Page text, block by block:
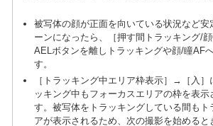
被写体の顔が正面を向いている状況など安
ーンになったら、［押す間トラッキング/
AELボタンを離しトラッキングや顔/瞳AF
す。
［トラッキング中エリア枠表示］→［入］
ッキング中もフォーカスエリアの枠を表示
す。被写体をトラッキングしている間もト
アが表示されるため、次の撮影を始めると